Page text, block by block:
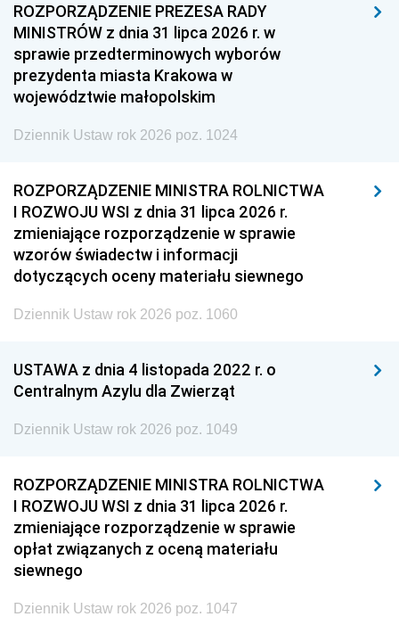
ROZPORZĄDZENIE PREZESA RADY
MINISTRÓW z dnia 31 lipca 2026 r. w
sprawie przedterminowych wyborów
prezydenta miasta Krakowa w
województwie małopolskim
Dziennik Ustaw rok 2026 poz. 1024
ROZPORZĄDZENIE MINISTRA ROLNICTWA
I ROZWOJU WSI z dnia 31 lipca 2026 r.
zmieniające rozporządzenie w sprawie
wzorów świadectw i informacji
dotyczących oceny materiału siewnego
Dziennik Ustaw rok 2026 poz. 1060
USTAWA z dnia 4 listopada 2022 r. o
Centralnym Azylu dla Zwierząt
Dziennik Ustaw rok 2026 poz. 1049
ROZPORZĄDZENIE MINISTRA ROLNICTWA
I ROZWOJU WSI z dnia 31 lipca 2026 r.
zmieniające rozporządzenie w sprawie
opłat związanych z oceną materiału
siewnego
Dziennik Ustaw rok 2026 poz. 1047